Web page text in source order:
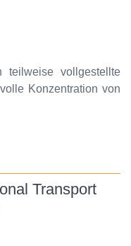
teilweise vollgestellte
Konzentration von
Transport